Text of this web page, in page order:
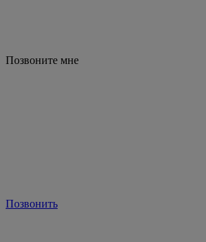
Позвоните мне
Позвонить